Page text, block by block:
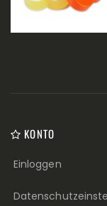
KONTO
Einloggen